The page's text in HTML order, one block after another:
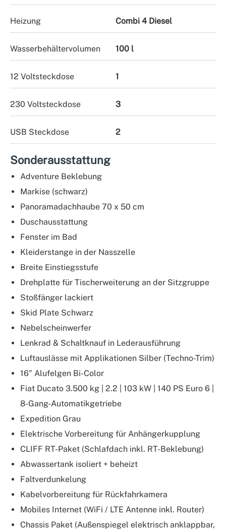
Heizung Combi 4 Diesel
Wasserbehältervolumen 100 l
12 Voltsteckdose 1
230 Voltsteckdose 3
USB Steckdose 2
Sonderausstattung
Adventure Beklebung
Markise (schwarz)
Panoramadachhaube 70 x 50 cm
Duschausstattung
Fenster im Bad
Kleiderstange in der Nasszelle
Breite Einstiegsstufe
Drehplatte für Tischerweiterung an der Sitzgruppe
Stoßfänger lackiert
Skid Plate Schwarz
Nebelscheinwerfer
Lenkrad & Schaltknauf in Lederausführung
Luftauslässe mit Applikationen Silber (Techno-Trim)
16" Alufelgen Bi-Color
Fiat Ducato 3.500 kg | 2.2 | 103 kW | 140 PS Euro 6 |
8-Gang-Automatikgetriebe
Expedition Grau
Elektrische Vorbereitung für Anhängerkupplung
CLIFF RT-Paket (Schlafdach inkl. RT-Beklebung)
Abwassertank isoliert + beheizt
Faltverdunkelung
Kabelvorbereitung für Rückfahrkamera
Mobiles Internet (WiFi / LTE Antenne inkl. Router)
Chassis Paket (Außenspiegel elektrisch anklappbar,